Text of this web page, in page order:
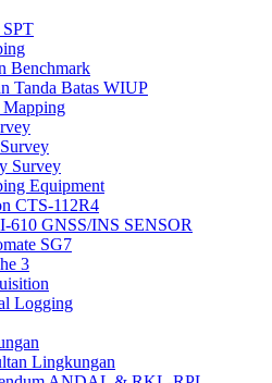
SPT
Benchmark
Tanda Batas WIUP
Survey
Equipment
CTS-112R4
610 GNSS/INS SENSOR
SG7
3
Logging
Lingkungan